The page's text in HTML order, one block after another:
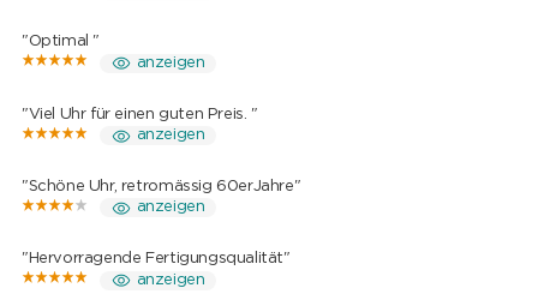
"Optimal "
anzeigen
"Viel Uhr für einen guten Preis. "
anzeigen
"Schöne Uhr, retromässig 60erJahre"
anzeigen
"Hervorragende Fertigungsqualität"
anzeigen